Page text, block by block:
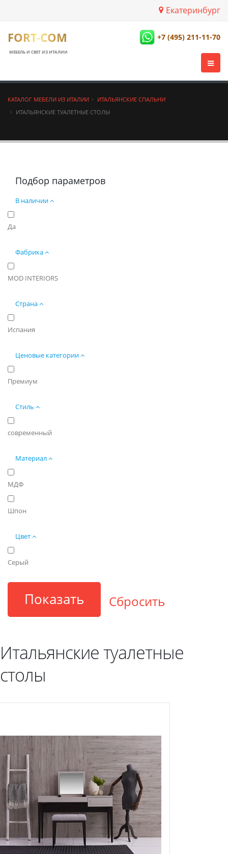
Екатеринбург
FORT-COM
МЕБЕЛЬ И СВЕТ ИЗ ИТАЛИИ
+7 (495) 211-11-70
КАТАЛОГ МЕБЕЛИ ИЗ ИТАЛИИ
ИТАЛЬЯНСКИЕ СПАЛЬНИ
ИТАЛЬЯНСКИЕ ТУАЛЕТНЫЕ СТОЛЫ
Подбор параметров
В наличии
Да
Фабрика
MOD INTERIORS
Страна
Испания
Ценовые категории
Премиум
Стиль
современный
Материал
МДФ
Шпон
Цвет
Серый
Итальянские туалетные
столы